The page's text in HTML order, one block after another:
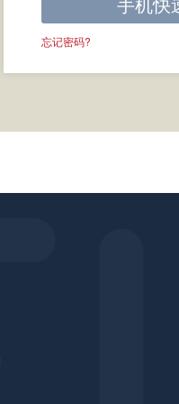
忘记密码?